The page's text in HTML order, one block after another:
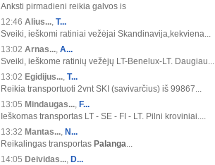
Anksti pirmadieni reikia galvos is
12:46 Alius..., T...
Sveiki, ieškomi ratiniai vežėjai Skandinavija,kekviena...
13:02 Arnas..., A...
Sveiki, ieškome ratinių vežėjų LT-Benelux-LT. Daugiau...
13:02 Egidijus..., T...
Reikia transportuoti 2vnt SKI (savivarčius) iš 99867...
13:05 Mindaugas..., F...
Ieškomas transportas LT - SE - FI - LT. Pilni kroviniai....
13:32 Mantas..., N...
Reikalingas transportas Palanga...
14:05 Deividas..., D...